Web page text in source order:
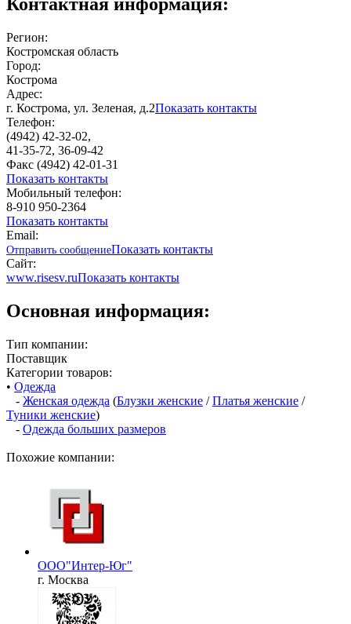
Регион:
Костромская область
Город:
Кострома
Адрес:
г. Кострома, ул. Зеленая, д.2Показать контакты
Телефон:
(4942) 42-32-02,
41-35-72, 36-09-42
Факс (4942) 42-01-31
Показать контакты
Мобильный телефон:
8-910 950-2364
Показать контакты
Email:
Отправить сообщениеПоказать контакты
Сайт:
www.risesv.ruПоказать контакты
Основная информация:
Тип компании:
Поставщик
Категории товаров:
• Одежда
- Женская одежда (Блузки женские /Платья женские /
Туники женские)
- Одежда больших размеров
Похожие компании:
ООО"Интер-Юг"
г. Москва